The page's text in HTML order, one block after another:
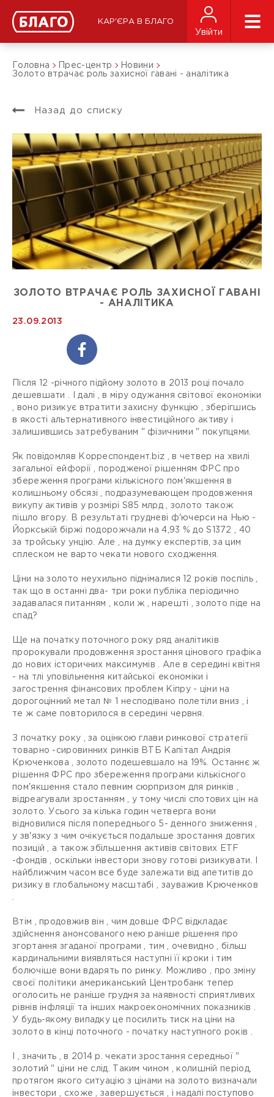
КАР'ЄРА В БЛАГО
Увійти
Головна Прес-центр
Новини
Золото втрачає роль захисної гавані - аналітика
Назад до списку
ЗОЛОТО ВТРАЧАЄ РОЛЬ ЗАХИСНОЇ ГАВАНІ
- АНАЛІТИКА
23.09.2013
Після 12 -річного підйому золото в 2013 році почало
дешевшати . І далі , в міру одужання світової економіки
, воно ризикує втратити захисну функцію , зберігшись
в якості альтернативного інвестиційного активу і
залишившись затребуваним " фізичними " покупцями.
Як повідомляв Корреспондент.biz , в четвер на хвилі
загальної ейфорії , породженої рішенням ФРС про
збереження програми кількісного пом'якшення в
колишньому обсязі , подразумевающем продовження
викупу активів у розмірі S85 млрд , золото також
пішло вгору. В результаті грудневі ф'ючерси на Нью -
Йоркській біржі подорожчали на 4,93 % до S1372 , 40
за тройську унцію. Але , на думку експертів, за цим
сплеском не варто чекати нового сходження.
Ціни на золото неухильно піднімалися 12 років поспіль ,
так що в останні два- три роки публіка періодично
задавалася питанням , коли ж , нарешті , золото піде на
спад?
Ще на початку поточного року ряд аналітиків
пророкували продовження зростання цінового графіка
до нових історичних максимумів . Але в середині квітня
- на тлі уповільнення китайської економіки і
загострення фінансових проблем Кіпру - ціни на
дорогоцінний метал № 1 несподівано полетіли вниз , і
те ж саме повторилося в середині червня.
З початку року , за оцінкою глави ринкової стратегії
товарно -сировинних ринків ВТБ Капітал Андрія
Крюченкова , золото подешевшало на 19%. Останнє ж
рішення ФРС про збереження програми кількісного
пом'якшення стало певним сюрпризом для ринків ,
відреагували зростанням , у тому числі спотових цін на
золото. Усього за кілька годин четверга вони
відновилися після попереднього 5- денного зниження ,
у зв'язку з чим очікується подальше зростання довгих
позицій , а також збільшення активів світових ETF
-фондів , оскільки інвестори знову готові ризикувати. І
найближчим часом все буде залежати від апетитів до
ризику в глобальному масштабі , зауважив Крюченков
.
Втім , продовжив він , чим довше ФРС відкладає
здійснення анонсованого нею раніше рішення про
згортання згаданої програми , тим , очевидно , більш
кардинальними виявляться наступні її кроки і тим
болючіше вони вдарять по ринку. Можливо , про зміну
своєї політики американський Центробанк тепер
оголосить не раніше грудня за наявності сприятливих
рівнів інфляції та інших макроекономічних показників .
У будь-якому випадку це посилить тиск на ціни на
золото в кінці поточного - початку наступного років .
І , значить , в 2014 р. чекати зростання середньої "
золотий " ціни не слід. Таким чином , колишній період,
протягом якого ситуацію з цінами на золото визначали
інвестори , схоже , завершується , і надалі поступово